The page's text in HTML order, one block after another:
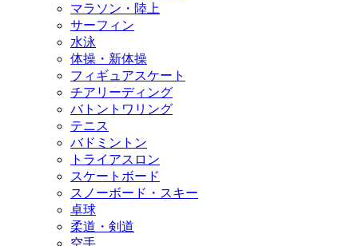
マラソン・陸上
サーフィン
水泳
体操・新体操
フィギュアスケート
チアリーディング
バトントワリング
テニス
バドミントン
トライアスロン
スケートボード
スノーボード・スキー
卓球
柔道・剣道
空手